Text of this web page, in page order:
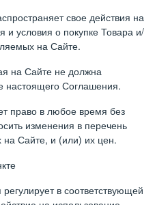
свое действия на
и условия о покупке Товара и/
на Сайте.
на Сайте не должна
настоящего Соглашения.
право в любое время без
изменения в перечень
на Сайте, и (или) их цен.
в соответствующей